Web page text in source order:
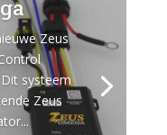
Zeus
systeem
Zeus